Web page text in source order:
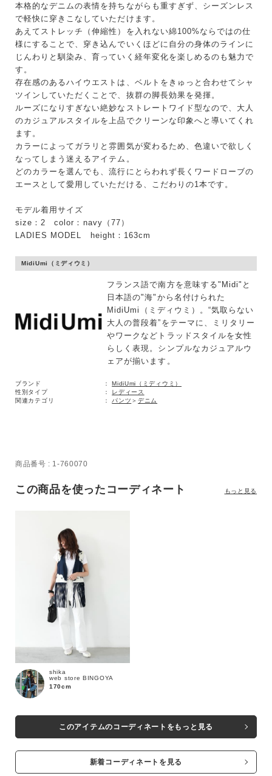
キーワード
性別
MENS LADIES KIDS
カテゴリ
サイズ
ブランド
本格的なデニムの表情を持ちながらも重すぎず、シーズンレス
で軽快に穿きこなしていただけます。
あえてストレッチ（伸縮性）を入れない綿100%ならではの仕
様にすることで、穿き込んでいくほどに自分の身体のラインに
じんわりと馴染み、育っていく経年変化を楽しめるのも魅力で
す。
存在感のあるハイウエストは、ベルトをきゅっと合わせてシャ
ツインしていただくことで、抜群の脚長効果を発揮。
ルーズになりすぎない絶妙なストレートワイド型なので、大人
のカジュアルスタイルを上品でクリーンな印象へと導いてくれ
ます。
カラーによってガラリと雰囲気が変わるため、色違いで欲しく
なってしまう迷えるアイテム。
どのカラーを選んでも、流行にとらわれず長くワードローブの
エースとして愛用していただける、こだわりの1本です。
モデル着用サイズ
size：2 color：navy（77）
LADIES MODEL height：163cm
MidiUmi（ミディウミ）
フランス語で南方を意味する"Midi"と
日本語の"海"から名付けられた
MidiUmi（ミディウミ）。“気取らない
大人の普段着”をテーマに、ミリタリー
やワークなどトラッドスタイルを女性
らしく表現。シンプルなカジュアルウ
ェアが揃います。
ブランド
MidiUmi（ミディウミ）
性別タイプ
レディース
関連カテゴリ
パンツ ＞ デニム
商品番号 1-760070
この商品を使ったコーディネート
shika
web store BINGOYA
170cm
もっと見る
このアイテムのコーディネートをもっと見る
新着コーディネートを見る